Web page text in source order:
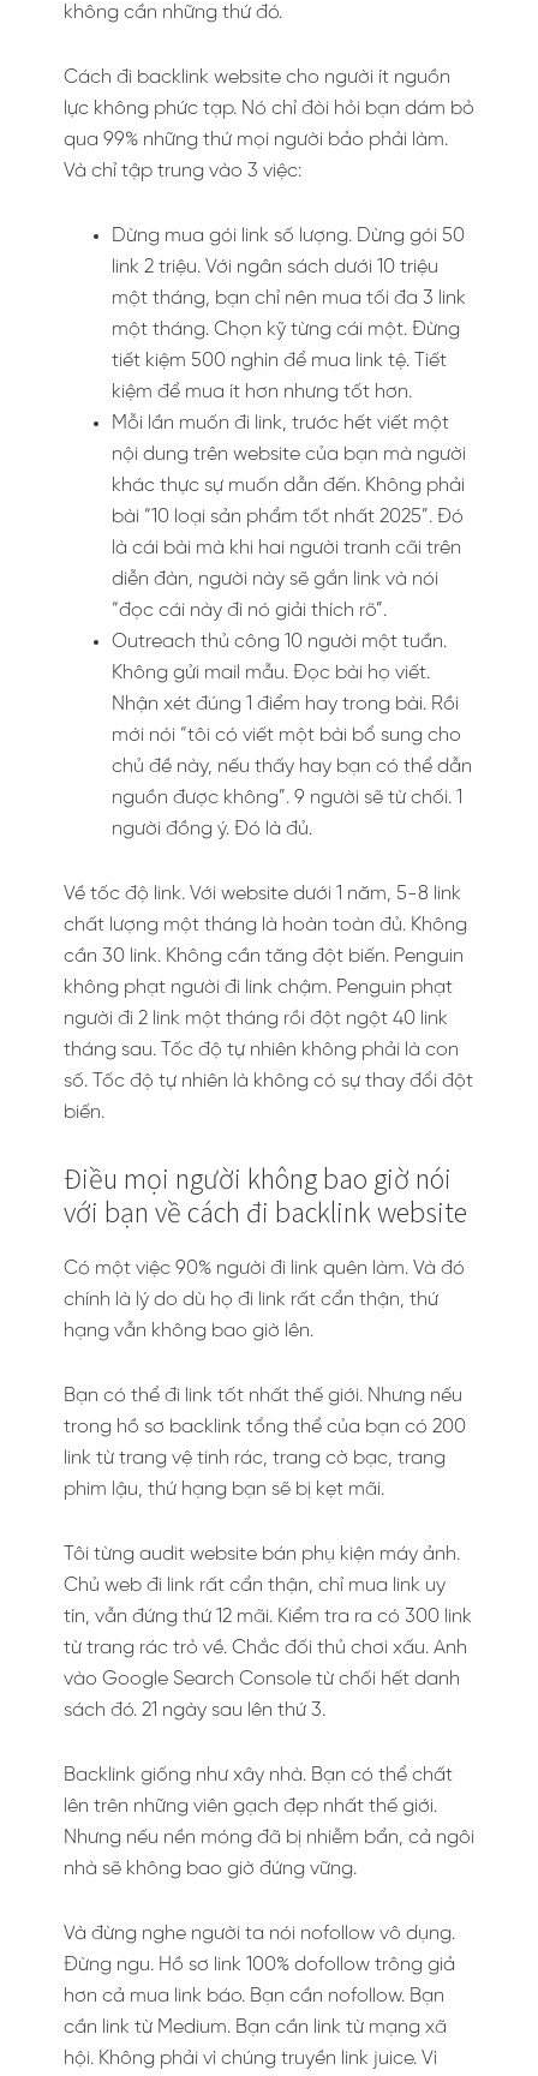
không cần những thứ đó.
Cách đi backlink website cho người ít nguồn
lực không phức tạp. Nó chỉ đòi hỏi bạn dám bỏ
qua 99% những thứ mọi người bảo phải làm.
Và chỉ tập trung vào 3 việc:
Dừng mua gói link số lượng. Dừng gói 50
link 2 triệu. Với ngân sách dưới 10 triệu
một tháng, bạn chỉ nên mua tối đa 3 link
một tháng. Chọn kỹ từng cái một. Đừng
tiết kiệm 500 nghìn để mua link tệ. Tiết
kiệm để mua ít hơn nhưng tốt hơn.
Mỗi lần muốn đi link, trước hết viết một
nội dung trên website của bạn mà người
khác thực sự muốn dẫn đến. Không phải
bài “10 loại sản phẩm tốt nhất 2025”. Đó
là cái bài mà khi hai người tranh cãi trên
diễn đàn, người này sẽ gắn link và nói
“đọc cái này đi nó giải thích rõ”.
Outreach thủ công 10 người một tuần.
Không gửi mail mẫu. Đọc bài họ viết.
Nhận xét đúng 1 điểm hay trong bài. Rồi
mới nói “tôi có viết một bài bổ sung cho
chủ đề này, nếu thấy hay bạn có thể dẫn
nguồn được không”. 9 người sẽ từ chối. 1
người đồng ý. Đó là đủ.
Về tốc độ link. Với website dưới 1 năm, 5-8 link
chất lượng một tháng là hoàn toàn đủ. Không
cần 30 link. Không cần tăng đột biến. Penguin
không phạt người đi link chậm. Penguin phạt
người đi 2 link một tháng rồi đột ngột 40 link
tháng sau. Tốc độ tự nhiên không phải là con
số. Tốc độ tự nhiên là không có sự thay đổi đột
biến.
Điều mọi người không bao giờ nói
với bạn về cách đi backlink website
Có một việc 90% người đi link quên làm. Và đó
chính là lý do dù họ đi link rất cẩn thận, thứ
hạng vẫn không bao giờ lên.
Bạn có thể đi link tốt nhất thế giới. Nhưng nếu
trong hồ sơ backlink tổng thể của bạn có 200
link từ trang vệ tinh rác, trang cờ bạc, trang
phim lậu, thứ hạng bạn sẽ bị kẹt mãi.
Tôi từng audit website bán phụ kiện máy ảnh.
Chủ web đi link rất cẩn thận, chỉ mua link uy
tín, vẫn đứng thứ 12 mãi. Kiểm tra ra có 300 link
từ trang rác trỏ về. Chắc đối thủ chơi xấu. Anh
vào Google Search Console từ chối hết danh
sách đó. 21 ngày sau lên thứ 3.
Backlink giống như xây nhà. Bạn có thể chất
lên trên những viên gạch đẹp nhất thế giới.
Nhưng nếu nền móng đã bị nhiễm bẩn, cả ngôi
nhà sẽ không bao giờ đứng vững.
Và đừng nghe người ta nói nofollow vô dụng.
Đừng ngu. Hồ sơ link 100% dofollow trông giả
hơn cả mua link báo. Bạn cần nofollow. Bạn
cần link từ Medium. Bạn cần link từ mạng xã
hội. Không phải vì chúng truyền link juice. Vì